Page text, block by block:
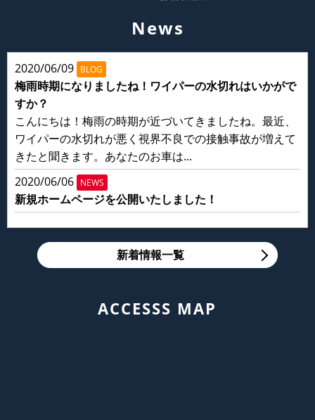
News
2020/06/09 BLOG
梅雨時期になりましたね！ワイパーの水切れはいかがで
すか？
こんにちは！梅雨の時期が近づいてきましたね。最近、
ワイパーの水切れが悪く視界不良での接触事故が増えて
きたと聞きます。あなたのお車は...
2020/06/06 NEWS
新規ホームページを公開いたしました！
新着情報一覧
ACCESSS MAP